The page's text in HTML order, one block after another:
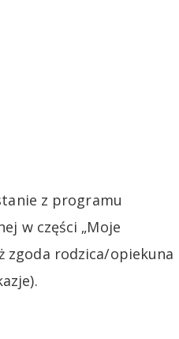
z programu
w części „Moje
zgoda rodzica/opiekuna